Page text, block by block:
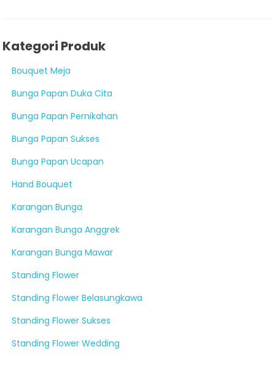
Kategori Produk
Bouquet Meja
Bunga Papan Duka Cita
Bunga Papan Pernikahan
Bunga Papan Sukses
Bunga Papan Ucapan
Hand Bouquet
Karangan Bunga
Karangan Bunga Anggrek
Karangan Bunga Mawar
Standing Flower
Standing Flower Belasungkawa
Standing Flower Sukses
Standing Flower Wedding